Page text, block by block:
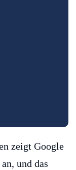
zeigt Google
und das